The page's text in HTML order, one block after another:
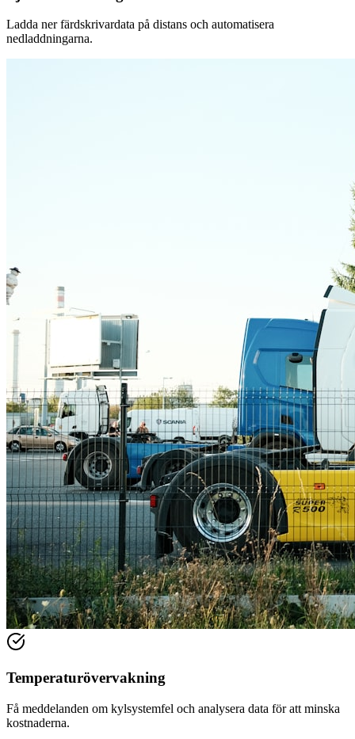
Ladda ner färdskrivardata på distans och automatisera
nedladdningarna.
Temperaturövervakning
Få meddelanden om kylsystemfel och analysera data för att minska
kostnaderna.